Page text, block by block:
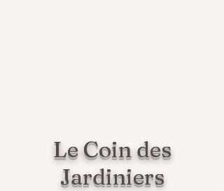
Le Coin des
Jardiniers